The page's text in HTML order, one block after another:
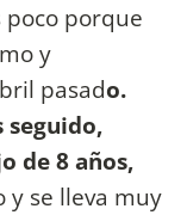
poco porque
y
pasado.
seguido,
de 8 años,
se lleva muy